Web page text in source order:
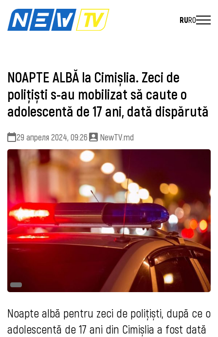
RURO
NOAPTE ALBĂ la Cimișlia. Zeci de
polițiști s-au mobilizat să caute o
adolescentă de 17 ani, dată dispărută
29 апреля 2024, 09:26 NewTV.md
Noapte albă pentru zeci de polițiști, după ce o
adolescentă de 17 ani din Cimișlia a fost dată